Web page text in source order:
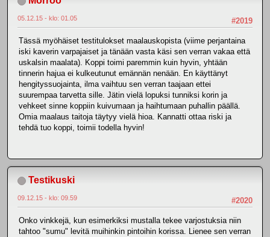
#2019
05.12.15 - klo: 01.05
Tässä myöhäiset testitulokset maalauskopista (viime perjantaina
iski kaverin varpajaiset ja tänään vasta käsi sen verran vakaa että
uskalsin maalata). Koppi toimi paremmin kuin hyvin, yhtään
tinnerin hajua ei kulkeutunut emännän nenään. En käyttänyt
hengityssuojainta, ilma vaihtuu sen verran taajaan ettei
suurempaa tarvetta sille. Jätin vielä lopuksi tunniksi korin ja
vehkeet sinne koppiin kuivumaan ja haihtumaan puhallin päällä.
Omia maalaus taitoja täytyy vielä hioa. Kannatti ottaa riski ja
tehdä tuo koppi, toimii todella hyvin!
Testikuski
#2020
09.12.15 - klo: 09.59
Onko vinkkejä, kun esimerkiksi mustalla tekee varjostuksia niin
tahtoo "sumu" levitä muihinkin pintoihin korissa. Lienee sen verran